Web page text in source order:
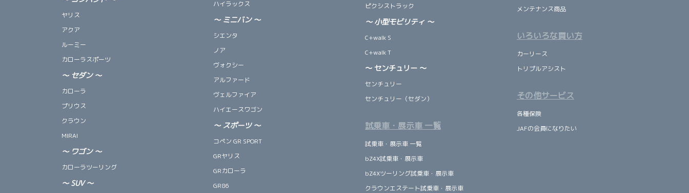
ヤリス
アクア
ルーミー
カローラスポーツ
～ セダン ～
カローラ
プリウス
クラウン
MIRAI
～ ワゴン ～
カローラツーリング
～ SUV～
ハイラックス
～ ミニバン ～
シエンタ
ノア
ヴォクシー
アルファード
ヴェルファイア
ハイエースワゴン
～ スポーツ ～
コペン GR SPORT
GRヤリス
GRカローラ
GR86
ピクシストラック
～ 小型モビリティ ～
C+walk S
C+walk T
～ センチュリー ～
センチュリー
センチュリー（セダン）
試乗車・展示車 一覧
試乗車・展示車 一覧
bZ4X試乗車・展示車
bZ4Xツーリング試乗車・展示車
クラウンエステート試乗車・展示車
メンテナンス商品
いろいろな買い方
カーリース
トリプルアシスト
その他サービス
各種保険
JAFの会員になりたい